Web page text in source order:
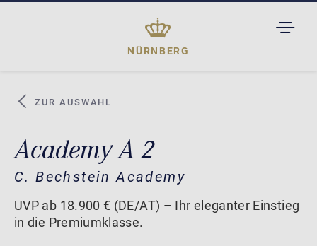
NÜRNBERG
ZUR AUSWAHL
Academy A 2
C. Bechstein Academy
UVP ab 18.900 € (DE/AT) – Ihr eleganter Einstieg
in die Premiumklasse.